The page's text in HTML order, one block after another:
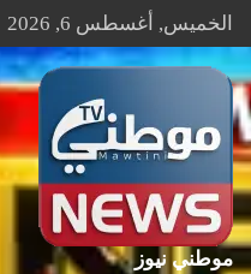
Skip
content
الخميس, أغسطس 6, 2026
موطني نيوز